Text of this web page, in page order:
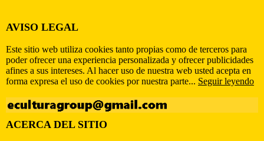
AVISO LEGAL
Este sitio web utiliza cookies tanto propias como de terceros para
poder ofrecer una experiencia personalizada y ofrecer publicidades
afines a sus intereses. Al hacer uso de nuestra web usted acepta en
forma expresa el uso de cookies por nuestra parte... Seguir leyendo
ACERCA DEL SITIO